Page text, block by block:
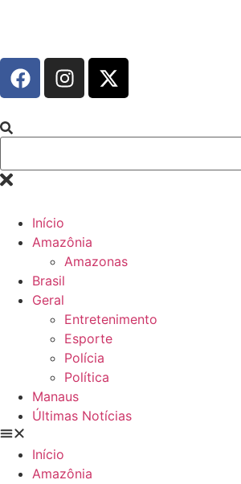
Início
Amazônia
Amazonas
Brasil
Geral
Entretenimento
Esporte
Polícia
Política
Manaus
Últimas Notícias
Início
Amazônia